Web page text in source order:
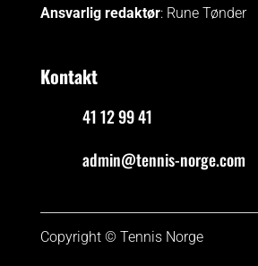
Ansvarlig redaktør: Rune Tønder
Kontakt
41 12 99 41
admin@tennis-norge.com
Copyright © Tennis Norge